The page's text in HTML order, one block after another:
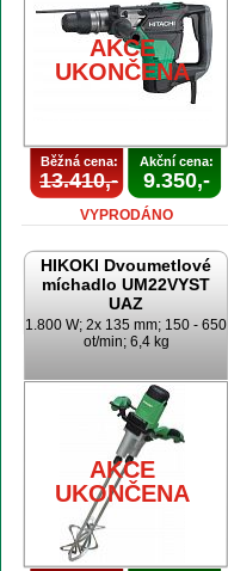
AKCE
UKONČENA
Běžná cena:
13.410,-
Akční cena:
9.350,-
VYPRODÁNO
HIKOKI Dvoumetlové
míchadlo UM22VYST
UAZ
1.800 W; 2x 135 mm; 150 - 650
ot/min; 6,4 kg
AKCE
UKONČENA